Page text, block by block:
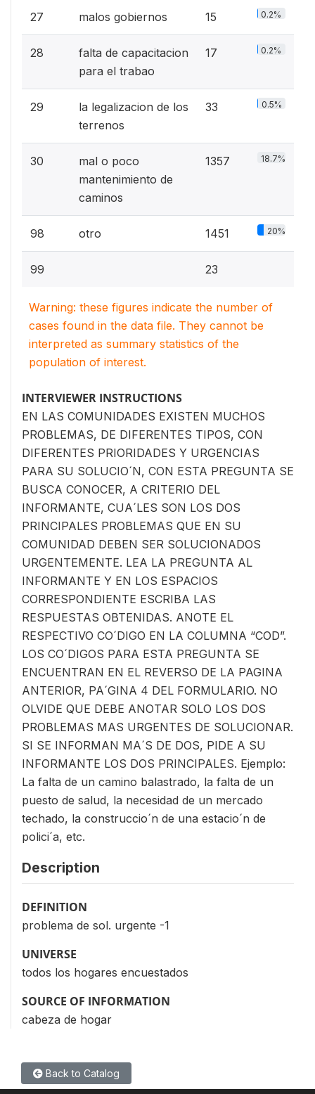
27 malos gobiernos 15 0.2%
28
falta de capacitacion
para el trabao
17 0.2%
29
la legalizacion de los
terrenos
33 0.5%
30
mal o poco
mantenimiento de
caminos
1357 18.7%
98 otro 1451 20%
99 23
Warning: these figures indicate the number of
cases found in the data file. They cannot be
interpreted as summary statistics of the
population of interest.
INTERVIEWER INSTRUCTIONS
EN LAS COMUNIDADES EXISTEN MUCHOS
PROBLEMAS, DE DIFERENTES TIPOS, CON
DIFERENTES PRIORIDADES Y URGENCIAS
PARA SU SOLUCIO´N, CON ESTA PREGUNTA SE
BUSCA CONOCER, A CRITERIO DEL
INFORMANTE, CUA´LES SON LOS DOS
PRINCIPALES PROBLEMAS QUE EN SU
COMUNIDAD DEBEN SER SOLUCIONADOS
URGENTEMENTE. LEA LA PREGUNTA AL
INFORMANTE Y EN LOS ESPACIOS
CORRESPONDIENTE ESCRIBA LAS
RESPUESTAS OBTENIDAS. ANOTE EL
RESPECTIVO CO´DIGO EN LA COLUMNA “COD”.
LOS CO´DIGOS PARA ESTA PREGUNTA SE
ENCUENTRAN EN EL REVERSO DE LA PAGINA
ANTERIOR, PA´GINA 4 DEL FORMULARIO. NO
OLVIDE QUE DEBE ANOTAR SOLO LOS DOS
PROBLEMAS MAS URGENTES DE SOLUCIONAR.
SI SE INFORMAN MA´S DE DOS, PIDE A SU
INFORMANTE LOS DOS PRINCIPALES. Ejemplo:
La falta de un camino balastrado, la falta de un
puesto de salud, la necesidad de un mercado
techado, la construccio´n de una estacio´n de
polici´a, etc.
Description
DEFINITION
problema de sol. urgente -1
UNIVERSE
todos los hogares encuestados
SOURCE OF INFORMATION
cabeza de hogar
Back to Catalog